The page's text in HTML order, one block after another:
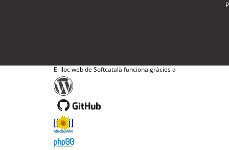
El lloc web de Softcatalà funciona gràcies a